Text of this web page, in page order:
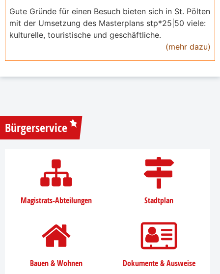
Gute Gründe für einen Besuch bieten sich in St. Pölten
mit der Umsetzung des Masterplans stp*25|50 viele:
kulturelle, touristische und geschäftliche.
(mehr dazu)
Bürgerservice
Magistrats-Abteilungen Stadtplan
Bauen & Wohnen Dokumente & Ausweise